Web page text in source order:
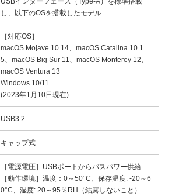
し、以下のOSを搭載したモデル
［対応OS］
macOS Mojave 10.14、macOS Catalina 10.1
5、macOS Big Sur 11、macOS Monterey 12、
macOS Ventura 13
Windows 10/11
(2023年1月10日現在)
USB3.2
キャップ式
［電源電圧］USBポートからバスパワー供給
［動作環境］温度：0～50°C、保存温度: -20～6
0°C、湿度: 20～95％RH（結露しないこと）